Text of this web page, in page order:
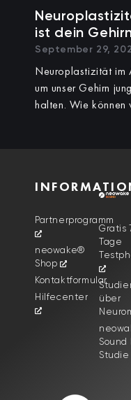
ist dein
September 29,
Neuroplastizität im
um unser Gehirn
halten. Wie können
Partnerprogramm
neowake®
Shop
Kontaktformular
Hilfecenter
Gratis
Tage
über
Sound
Studie